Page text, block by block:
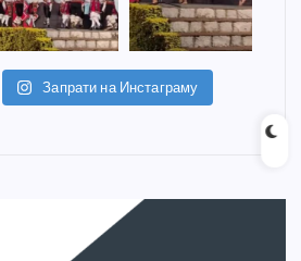
Запрати на Инстаграму